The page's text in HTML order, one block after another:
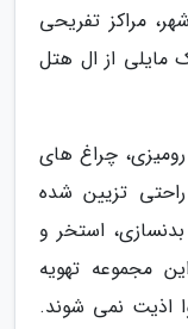
مراکز تفریحی
مایلی از ال هتل
چراغ های
تزیین شده
استخر و
مجموعه تهویه
اذیت نمی شوند.